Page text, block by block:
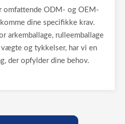
omfattende ODM- og OEM-
dine specifikke krav.
arkemballage, rulleemballage
og tykkelser, har vi en
der opfylder dine behov.